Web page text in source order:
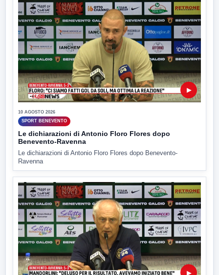
▶
10 AGOSTO 2026
SPORT BENEVENTO
Le dichiarazioni di Antonio Floro Flores dopo
Benevento-Ravenna
Le dichiarazioni di Antonio Floro Flores dopo Benevento-
Ravenna
▶